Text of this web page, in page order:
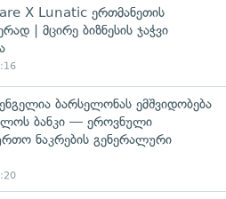
X Lunatic ერთმანეთის
| მცირე ბიზნესის ჯაჭვი
ბარსელონას ემშვიდობება
ბანკი — ეროვნული
ნაკრების გენერალური